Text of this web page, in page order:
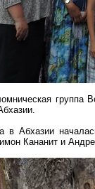
группа
в Абхазии
Кананит и